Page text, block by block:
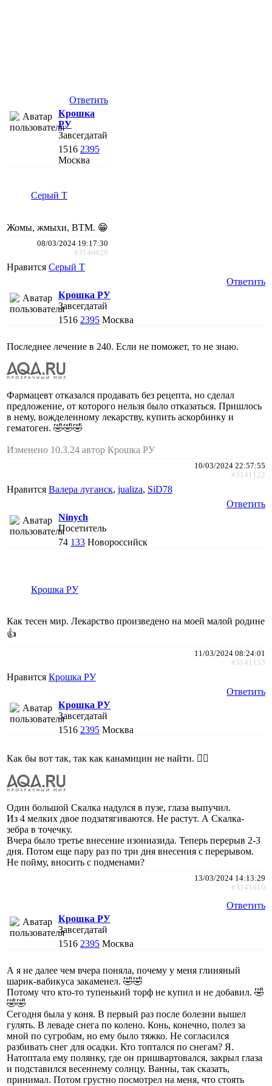
Ответить
Крошка
РУ
Завсегдатай
1516 2395
Москва
Серый Т
Жомы, жмыхи, ВТМ. 😁
08/03/2024 19:17:30
#3140629
Нравится Серый Т
Ответить
Крошка РУ
Завсегдатай
1516 2395 Москва
Последнее лечение в 240. Если не поможет, то не знаю.
Фармацевт отказался продавать без рецепта, но сделал
предложение, от которого нельзя было отказаться. Пришлось
в нему, вожделенному лекарству, купить аскорбинку и
гематоген. 🤣🤣🤣
Изменено 10.3.24 автор Крошка РУ
10/03/2024 22:57:55
#3141122
Нравится Валера луганск, jualiza, SiD78
Ответить
Ninych
Посетитель
74 133 Новороссийск
Крошка РУ
Как тесен мир. Лекарство произведено на моей малой родине
👍
11/03/2024 08:24:01
#3141153
Нравится Крошка РУ
Ответить
Крошка РУ
Завсегдатай
1516 2395 Москва
Как бы вот так, так как канамицин не найти. 🤷‍♀️
Один большой Скалка надулся в пузе, глаза выпучил.
Из 4 мелких двое подзатягиваются. Не растут. А Скалка-
зебра в точечку.
Вчера было третье внесение изониазида. Теперь перерыв 2-3
дня. Потом еще пару раз по три дня внесения с перерывом.
Не пойму, вносить с подменами?
13/03/2024 14:13:29
#3141610
Ответить
Крошка РУ
Завсегдатай
1516 2395 Москва
А я не далее чем вчера поняла, почему у меня глиняный
шарик-вабикуса закаменел. 🤣🤣
Потому что кто-то тупенький торф не купил и не добавил. 🤣
🤣🤣
Сегодня была у коня. В первый раз после болезни вышел
гулять. В леваде снега по колено. Конь, конечно, полез за
мной по сугробам, но ему было тяжко. Не согласился
разбивать снег для осадки. Кто топтался по снегам? Я.
Натоптала ему полянку, где он пришвартовался, закрыл глаза
и подставился весеннему солнцу. Ванны, так сказать,
принимал. Потом грустно посмотрел на меня, что стоять